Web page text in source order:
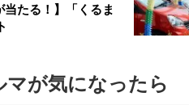
当たる！】「くるま
マが気になったら